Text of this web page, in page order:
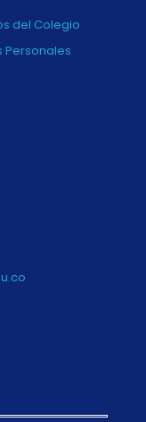
del Colegio
Personales